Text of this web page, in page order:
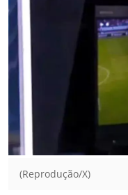
(Reprodução/X)